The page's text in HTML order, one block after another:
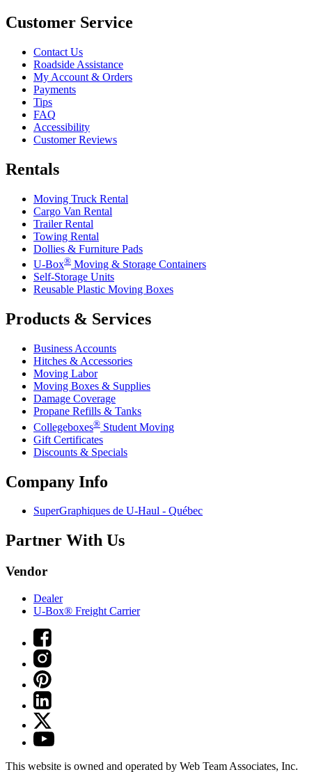
Customer Service
Contact Us
Roadside Assistance
My Account & Orders
Payments
Tips
FAQ
Accessibility
Customer Reviews
Rentals
Moving Truck Rental
Cargo Van Rental
Trailer Rental
Towing Rental
Dollies & Furniture Pads
U-Box® Moving & Storage Containers
Self-Storage Units
Reusable Plastic Moving Boxes
Products & Services
Business Accounts
Hitches & Accessories
Moving Labor
Moving Boxes & Supplies
Damage Coverage
Propane Refills & Tanks
Collegeboxes® Student Moving
Gift Certificates
Discounts & Specials
Company Info
SuperGraphiques de U-Haul - Québec
Partner With Us
Vendor
Dealer
U-Box® Freight Carrier
This website is owned and operated by Web Team Associates, Inc.